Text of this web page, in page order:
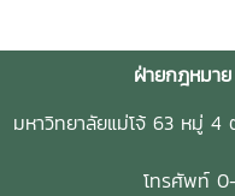
ฝ่ายกฎหมา
มหาวิทยาลัยแม่โจ้ 63 หมู่ 4
โทรศัพท์